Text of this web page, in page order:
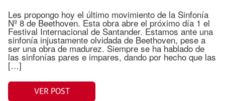
Les propongo hoy el último movimiento de la Sinfonía
Nº 8 de Beethoven. Esta obra abre el próximo día 1 el
Festival Internacional de Santander. Estamos ante una
sinfonía injustamente olvidada de Beethoven, pese a
ser una obra de madurez. Siempre se ha hablado de
las sinfonías pares e impares, dando por hecho que las
[…]
VER POST